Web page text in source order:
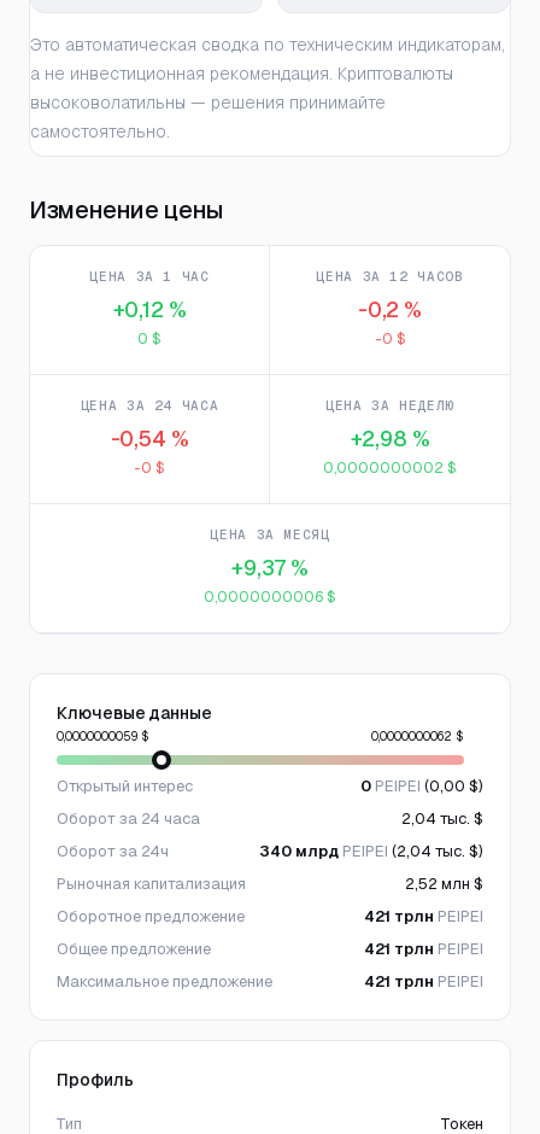
Это автоматическая сводка по техническим индикаторам,
а не инвестиционная рекомендация. Криптовалюты
высоковолатильны — решения принимайте
самостоятельно.
Изменение цены
ЦЕНА ЗА 1 ЧАС
+0,12 %
0 $
ЦЕНА ЗА 12 ЧАСОВ
-0,2 %
-0 $
ЦЕНА ЗА 24 ЧАСА
-0,54 %
-0 $
ЦЕНА ЗА НЕДЕЛЮ
+2,98 %
0,0000000002 $
ЦЕНА ЗА МЕСЯЦ
+9,37 %
0,0000000006 $
Ключевые данные
0,0000000059 $ 0,0000000062 $
Открытый интерес 0 PEIPEI (0,00 $)
Оборот за 24 часа
2,04 тыс. $
Оборот за 24ч
340 млрд PEIPEI (2,04 тыс. $)
Рыночная капитализация
2,52 млн $
Оборотное предложение
421 трлн PEIPEI
Общее предложение
421 трлн PEIPEI
Максимальное предложение
421 трлн PEIPEI
Профиль
Тип Токен